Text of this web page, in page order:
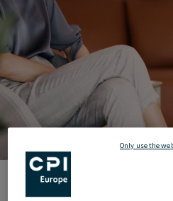
Only use the